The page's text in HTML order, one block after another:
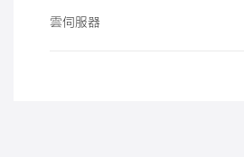
雲伺服器